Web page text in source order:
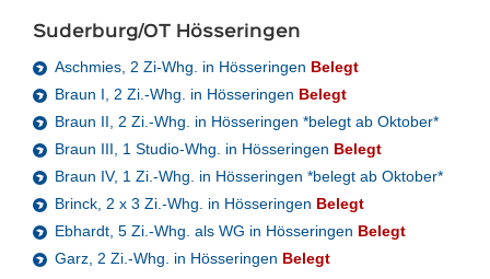
Suderburg/OT Hösseringen
Aschmies, 2 Zi-Whg. in Hösseringen Belegt
Braun I, 2 Zi.-Whg. in Hösseringen Belegt
Braun II, 2 Zi.-Whg. in Hösseringen *belegt ab Oktober*
Braun III, 1 Studio-Whg. in Hösseringen Belegt
Braun IV, 1 Zi.-Whg. in Hösseringen *belegt ab Oktober*
Brinck, 2 x 3 Zi.-Whg. in Hösseringen Belegt
Ebhardt, 5 Zi.-Whg. als WG in Hösseringen Belegt
Garz, 2 Zi.-Whg. in Hösseringen Belegt